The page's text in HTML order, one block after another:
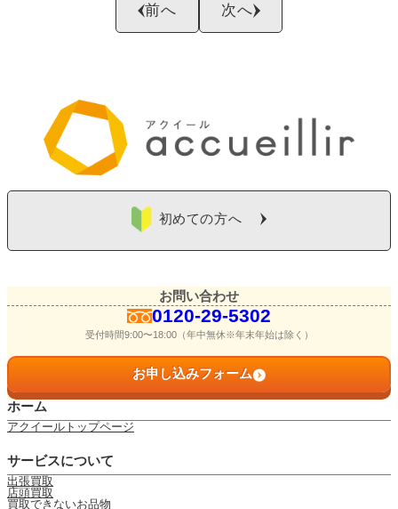
前へ 次へ
初めての方へ
お問い合わせ
0120-29-5302
受付時間9:00〜18:00（年中無休※年末年始は除く）
お申し込みフォーム
ホーム
アクイールトップページ
サービスについて
出張買取
店頭買取
買取できないお品物